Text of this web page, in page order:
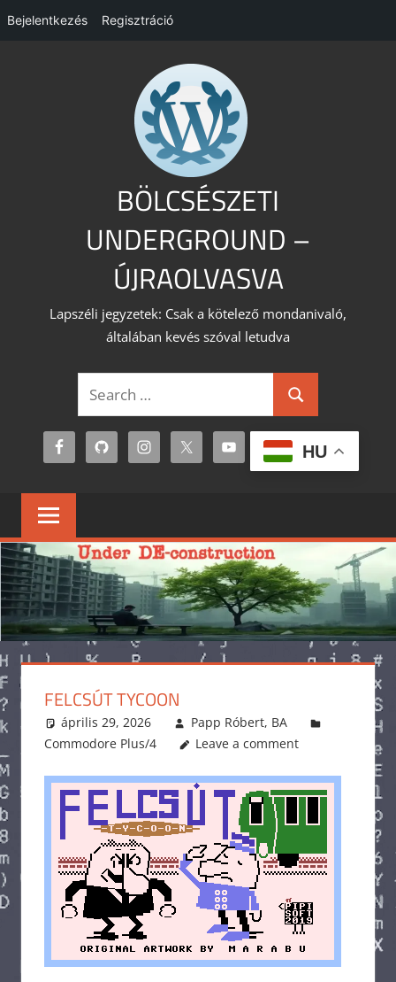
Bejelentkezés Regisztráció
BÖLCSÉSZETI
UNDERGROUND –
ÚJRAOLVASVA
Lapszéli jegyzetek: Csak a kötelező mondanivaló,
általában kevés szóval letudva
Search
for:
Search
HU
FELCSÚT TYCOON
április 29, 2026
Papp Róbert, BA
Commodore Plus/4
Leave a comment